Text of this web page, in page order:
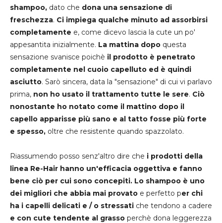
shampoo, dato che dona una sensazione di
freschezza. Ci impiega qualche minuto ad assorbirsi
completamente e, come dicevo lascia la cute un po'
appesantita inizialmente. La mattina dopo questa
sensazione svanisce poichè il prodotto è penetrato
completamente nel cuoio capelluto ed è quindi
asciutto. Sarò sincera, data la "sensazione" di cui vi parlavo
prima, non ho usato il trattamento tutte le sere. Ciò
nonostante ho notato come il mattino dopo il
capello apparisse più sano e al tatto fosse più forte
e spesso, oltre che resistente quando spazzolato.
Riassumendo posso senz'altro dire che i prodotti della
linea Re-Hair hanno un'efficacia oggettiva e fanno
bene ciò per cui sono concepiti. Lo shampoo è uno
dei migliori che abbia mai provato e perfetto per chi
ha i capelli delicati e / o stressati che tendono a cadere
e con cute tendente al grasso perchè dona leggerezza